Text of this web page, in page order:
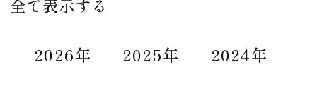
全て表示する
2026年 2025年 2024年